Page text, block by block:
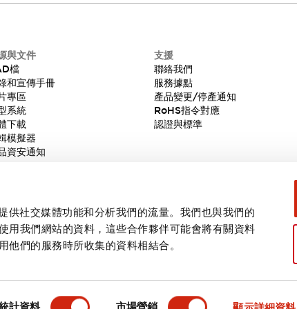
供社交媒體功能和分析我們的流量。我們也與我們的
用我們網站的資料，這些合作夥伴可能會將有關資料
們的服務時所收集的資料相結合。
計資料 市場營銷
與文件
檔
和宣傳手冊
專區
系統
下載
模擬器
資安通知
支援
聯絡我們
服務據點
產品變更/停產通知
RoHS指令對應
認證與標準